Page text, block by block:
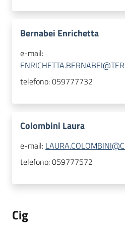
Bernabei Enrichetta
e-mail:
telefono:059777732
Colombini Laura
e-mail:
telefono:059777572
Cig